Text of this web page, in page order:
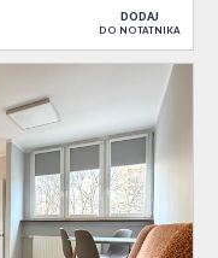
DODAJ
DO NOTATNIKA